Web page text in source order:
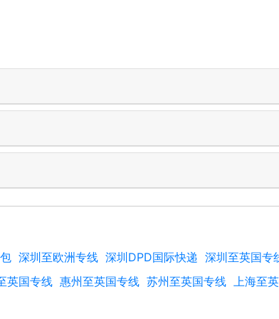
深圳至欧洲专线 深圳DPD国际快递 深圳至英国专
英国专线 惠州至英国专线 苏州至英国专线
上海至